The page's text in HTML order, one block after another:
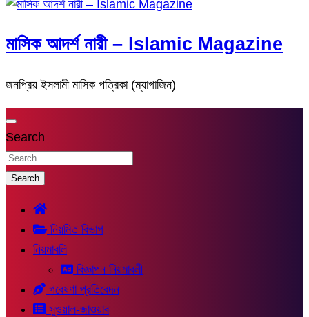
মাসিক আদর্শ নারী – Islamic Magazine
জনপ্রিয় ইসলামী মাসিক পত্রিকা (ম্যাগাজিন)
Search
Search
নিয়মিত বিভাগ
নিয়মাবলি
বিজ্ঞাপন নিয়মাবলী
গবেষণা প্রতিবেদন
সুওয়াল-জাওয়াব